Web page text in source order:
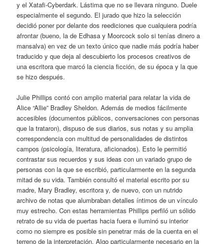
y el Xatafi-Cyberdark. Lástima que no se llevara ninguno. Duele
especialmente el segundo. El jurado que hizo la selección
decidió poner por delante dos reediciones que cualquiera podría
afrontar (bueno, la de Edhasa y Moorcock solo si tenías dinero a
mansalva) en vez de un texto único que nadie más podría haber
traducido y que deja al descubierto los procesos creativos de
una escritora que marcó la ciencia ficción, de su época y la que
se hizo después.
Julie Phillips contó con amplio material para relatar la vida de
Alice “Allie” Bradley Sheldon. Además de medios fácilmente
accesibles (documentos públicos, conversaciones con personas
que la trataron), dispuso de sus diarios, sus notas y su amplia
correspondencia con multitud de personalidades de distintos
campos (psicología, literatura, aficionados). Esto le permitió
contrastar sus recuerdos y sus ideas con un variado grupo de
personas con la que se escribió, particularmente en la segunda
mitad de su vida. También consultó el material escrito por su
madre, Mary Bradley, escritora y, de nuevo, con un nutrido
archivo de notas que alumbraban detalles íntimos de un vínculo
muy estrecho. Con estas herramientas Phillips perfiló un sólido
retrato de su vida de puertas hacia fuera e iluminó su interior
como no siempre es posible sin penetrar más de la cuenta en el
terreno de la interpretación. Algo particularmente necesario en la